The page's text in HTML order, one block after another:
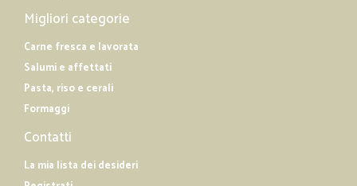
Migliori categorie
Carne fresca e lavorata
Salumi e affettati
Pasta, riso e cerali
Formaggi
Contatti
La mia lista dei desideri